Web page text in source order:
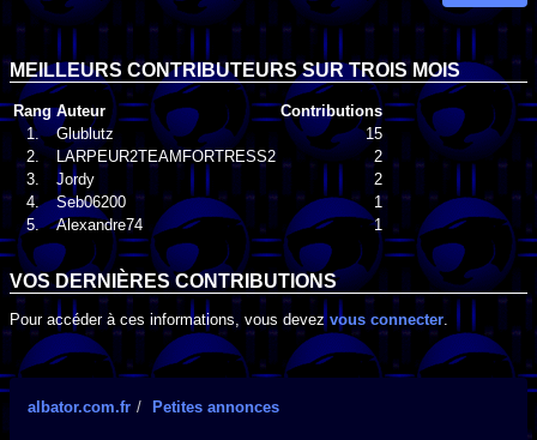
MEILLEURS CONTRIBUTEURS SUR TROIS MOIS
Rang Auteur
Contributions
1.
Glublutz
15
2.
LARPEUR2TEAMFORTRESS2
2
3.
Jordy
2
4.
Seb06200
1
5.
Alexandre74 1
VOS DERNIÈRES CONTRIBUTIONS
Pour accéder à ces informations, vous devezvous connecter
albator.com.fr Petites annonces